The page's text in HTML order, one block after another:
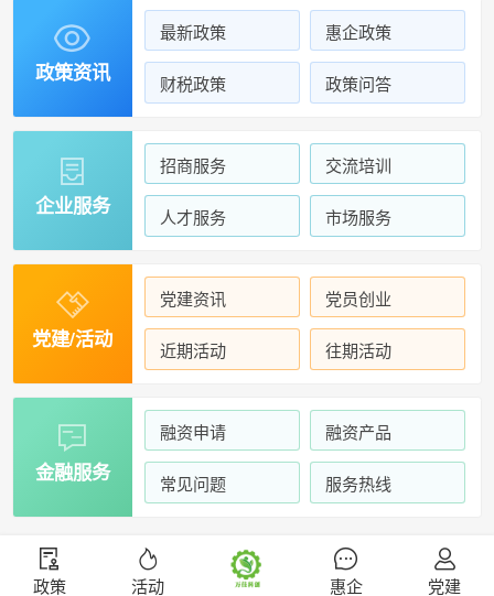

政策资讯
最新政策 惠企政策
财税政策 政策问答

企业服务
招商服务 交流培训
人才服务 市场服务

党建/活动
党建资讯 党员创业
近期活动 往期活动

金融服务
融资申请 融资产品
常见问题 服务热线
政策 活动 惠企 党建